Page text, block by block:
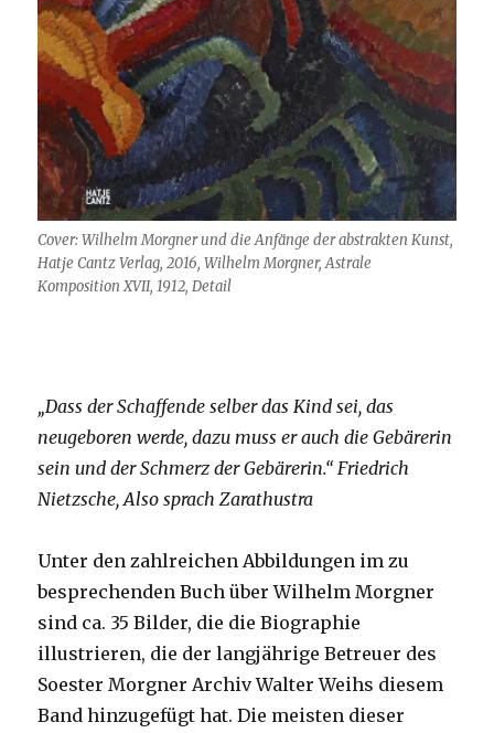
Cover: Wilhelm Morgner und die Anfänge der abstrakten Kunst,
Hatje Cantz Verlag, 2016, Wilhelm Morgner, Astrale
Komposition XVII, 1912, Detail
„Dass der Schaffende selber das Kind sei, das
neugeboren werde, dazu muss er auch die Gebärerin
sein und der Schmerz der Gebärerin.“ Friedrich
Nietzsche, Also sprach Zarathustra
Unter den zahlreichen Abbildungen im zu
besprechenden Buch über Wilhelm Morgner
sind ca. 35 Bilder, die die Biographie
illustrieren, die der langjährige Betreuer des
Soester Morgner Archiv Walter Weihs diesem
Band hinzugefügt hat. Die meisten dieser